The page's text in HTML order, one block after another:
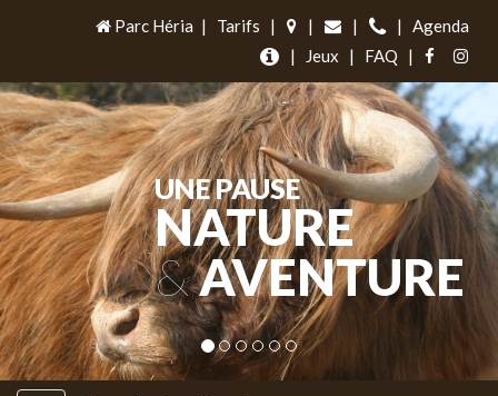
Parc Héria | Tarifs | | | |
Agenda
|
Jeux | FAQ |
UNE PAUSE
NATURE
&AVENTURE